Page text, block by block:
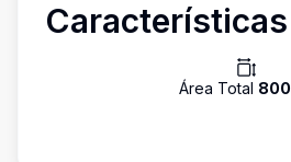
Características
Área Total 800